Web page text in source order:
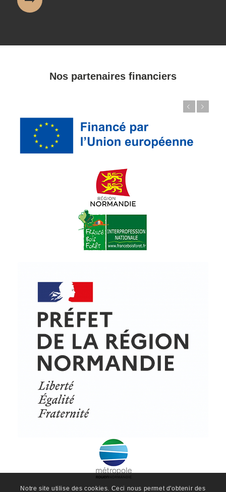
Nos partenaires financiers
Notre site utilise des cookies. Ceci nous permet d'obtenir des